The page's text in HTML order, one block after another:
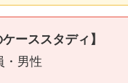
ーススタディ】
・男性